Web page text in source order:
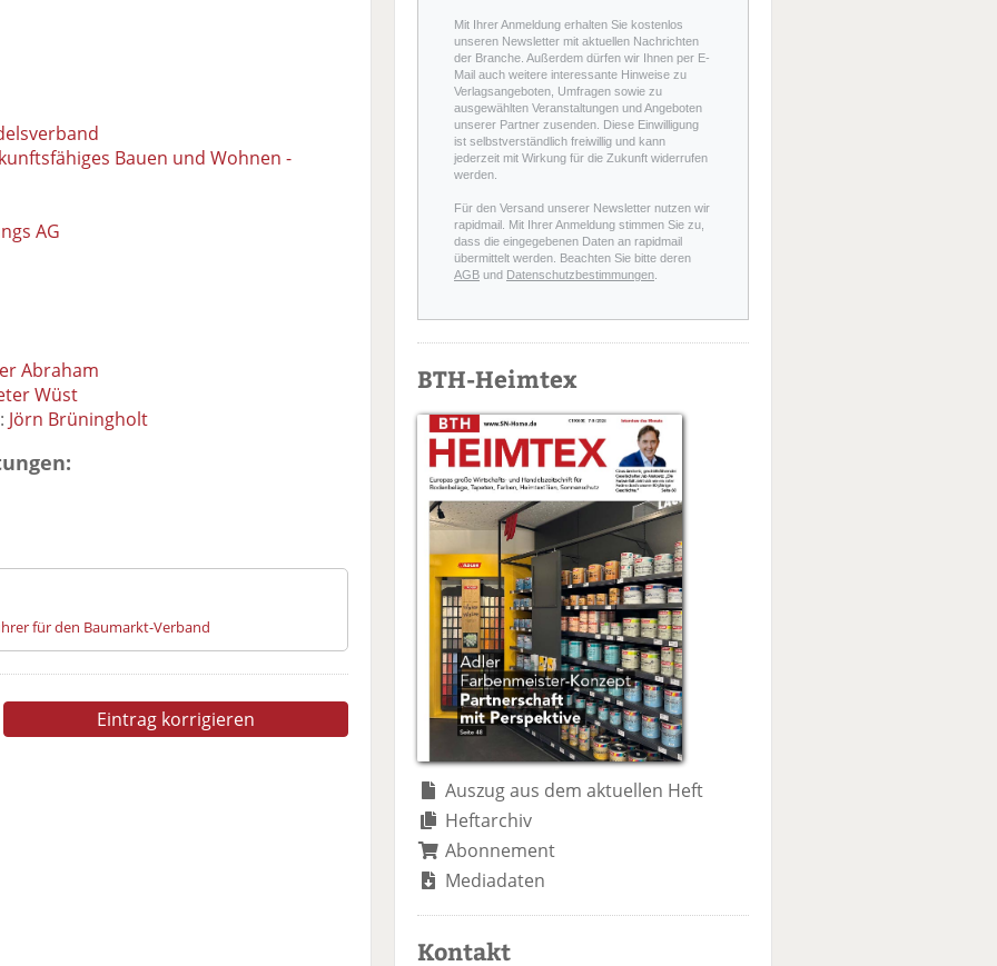
Bauen und Wohnen -
AG
Abraham
Wüst
Jörn Brüningholt
für den Baumarkt-Verband
Eintrag korrigieren
Mit Ihrer Anmeldung erhalten Sie kostenlos
unseren Newsletter mit aktuellen Nachrichten
der Branche. Außerdem dürfen wir Ihnen per E-
Mail auch weitere interessante Hinweise zu
Verlagsangeboten, Umfragen sowie zu
ausgewählten Veranstaltungen und Angeboten
unserer Partner zusenden. Diese Einwilligung
ist selbstverständlich freiwillig und kann
jederzeit mit Wirkung für die Zukunft widerrufen
werden.
Für den Versand unserer Newsletter nutzen wir
rapidmail. Mit Ihrer Anmeldung stimmen Sie zu,
dass die eingegebenen Daten an rapidmail
übermittelt werden. Beachten Sie bitte deren
AGB und Datenschutzbestimmungen
BTH-Heimtex
Auszug aus dem aktuellen Heft
Heftarchiv
Abonnement
Mediadaten
Kontakt